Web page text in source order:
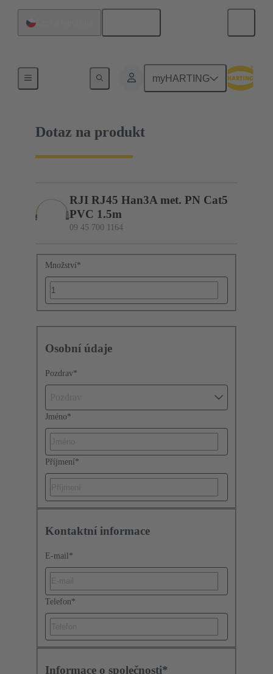
myHARTING
09 45 700 1164
Dotaz na produkt
RJI RJ45 Han3A met. PN Cat5
PVC 1.5m
09 45 700 1164
Množství*
Osobní údaje
Pozdrav*
Jméno*
Příjmení*
Kontaktní informace
E-mail *
Telefon*
Informace o společnosti*